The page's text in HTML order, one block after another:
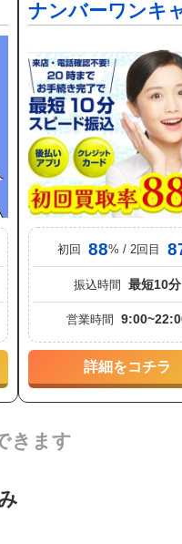
ナンバーワンキ
初回 88% / 2回目
振込時間 最短10分
営業時間
詳細をコチラ
きます